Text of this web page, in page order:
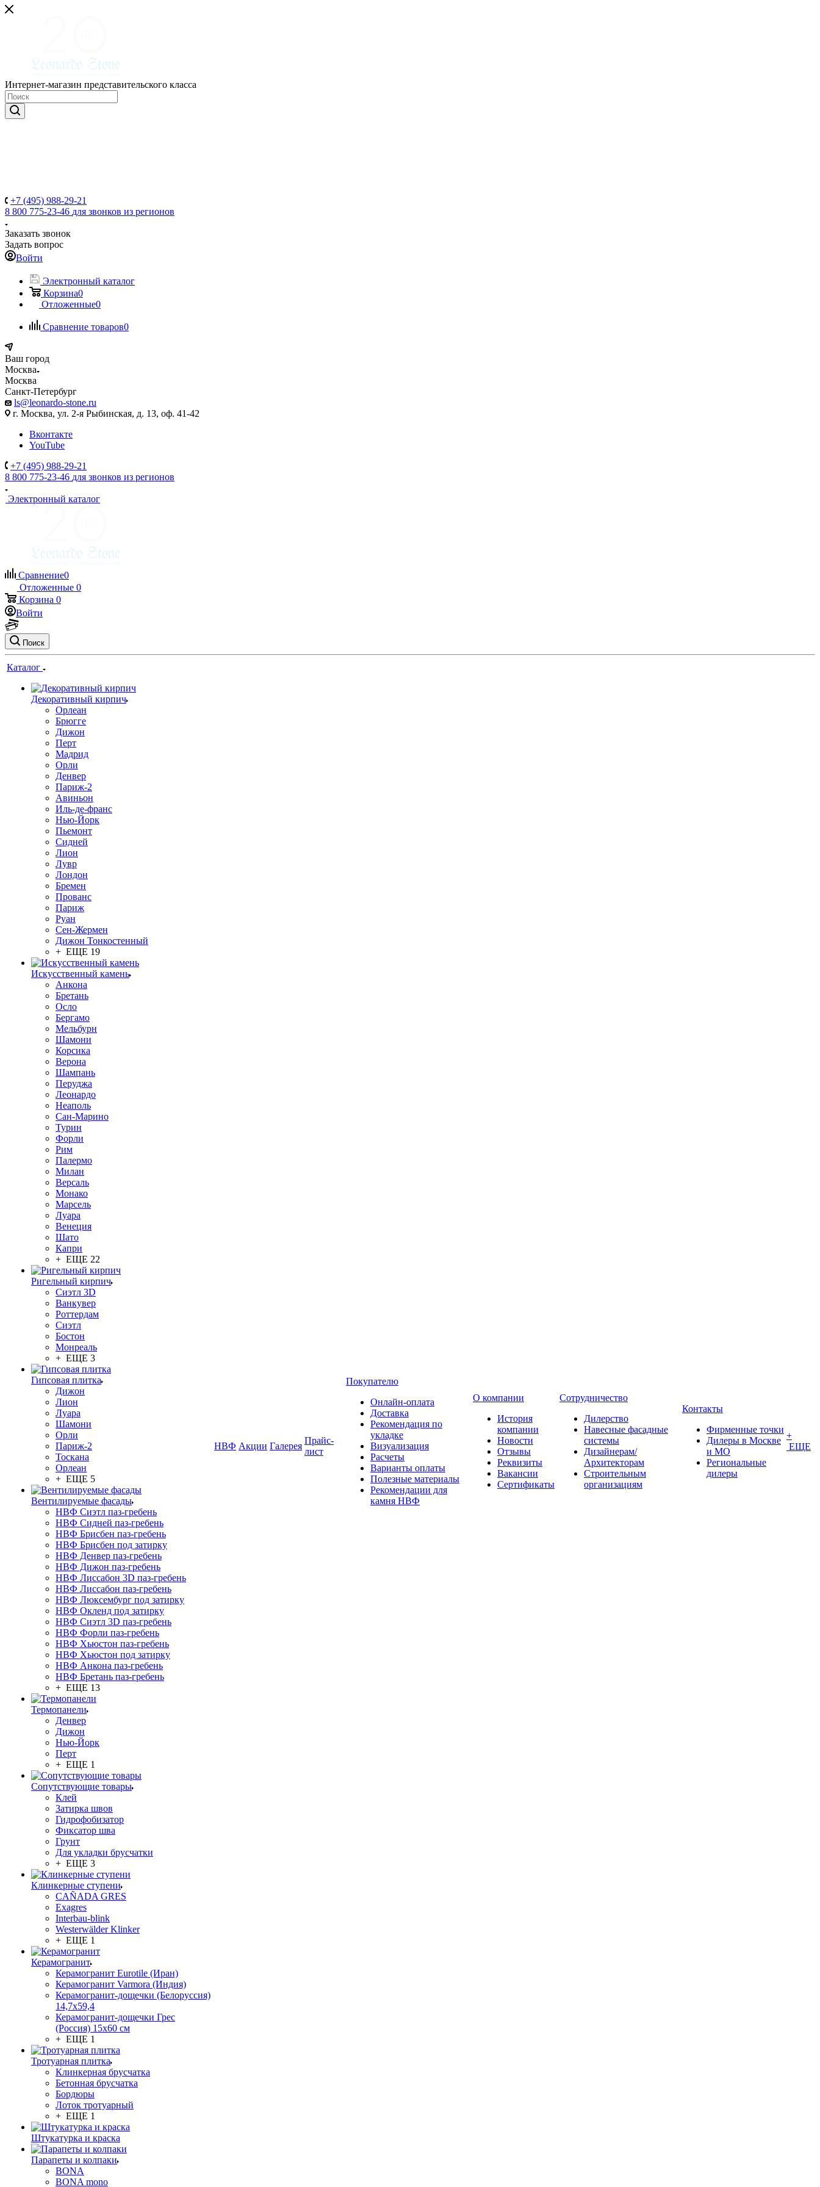
Интернет-магазин представительского класса
+7 (495) 988-29-21
8 800 775-23-46 для звонков из регионов
Заказать звонок
Задать вопрос
Войти
Электронный каталог
Корзина0
Отложенные0
Сравнение товаров0
Ваш город
Москва
Москва
Санкт-Петербург
ls@leonardo-stone.ru
г. Москва, ул. 2-я Рыбинская, д. 13, оф. 41-42
Вконтакте
YouTube
+7 (495) 988-29-21
8 800 775-23-46 для звонков из регионов
Электронный каталог
Сравнение0
Отложенные 0
Корзина 0
Войти
Поиск
Каталог
Декоративный кирпич
Орлеан
Брюгге
Дижон
Перт
Мадрид
Орли
Денвер
Париж-2
Авиньон
Иль-де-франс
Нью-Йорк
Пьемонт
Сидней
Лион
Лувр
Лондон
Бремен
Прованс
Париж
Руан
Сен-Жермен
Дижон Тонкостенный
+ ЕЩЕ 19
Искусственный камень
Анкона
Бретань
Осло
Бергамо
Мельбурн
Шамони
Корсика
Верона
Шампань
Перуджа
Леонардо
Неаполь
Сан-Марино
Турин
Форли
Рим
Палермо
Милан
Версаль
Монако
Марсель
Луара
Венеция
Шато
Капри
+ ЕЩЕ 22
Ригельный кирпич
Сиэтл 3D
Ванкувер
Роттердам
Сиэтл
Бостон
Монреаль
+ ЕЩЕ 3
Гипсовая плитка
Дижон
Лион
Луара
Шамони
Орли
Париж-2
Тоскана
Орлеан
+ ЕЩЕ 5
Вентилируемые фасады
НВФ Сиэтл паз-гребень
НВФ Сидней паз-гребень
НВФ Брисбен паз-гребень
НВФ Брисбен под затирку
НВФ Денвер паз-гребень
НВФ Дижон паз-гребень
НВФ Лиссабон 3D паз-гребень
НВФ Лиссабон паз-гребень
НВФ Люксембург под затирку
НВФ Окленд под затирку
НВФ Сиэтл 3D паз-гребень
НВФ Форли паз-гребень
НВФ Хьюстон паз-гребень
НВФ Хьюстон под затирку
НВФ Анкона паз-гребень
НВФ Бретань паз-гребень
+ ЕЩЕ 13
Термопанели
Денвер
Дижон
Нью-Йорк
Перт
+ ЕЩЕ 1
Сопутствующие товары
Клей
Затирка швов
Гидрофобизатор
Фиксатор шва
Грунт
Для укладки брусчатки
+ ЕЩЕ 3
Клинкерные ступени
CAÑADA GRES
Exagres
Interbau-blink
Westerwälder Klinker
+ ЕЩЕ 1
Керамогранит
Керамогранит Eurotile (Иран)
Керамогранит Varmora (Индия)
Керамогранит-дощечки (Белоруссия)
14,7x59,4
Керамогранит-дощечки Грес
(Россия) 15х60 см
+ ЕЩЕ 1
Тротуарная плитка
Клинкерная брусчатка
Бетонная брусчатка
Бордюры
Лоток тротуарный
+ ЕЩЕ 1
Штукатурка и краска
Парапеты и колпаки
BONA
BONA mono
НВФ Акции Галерея
Прайс-
лист
Покупателю
Онлайн-оплата
Доставка
Рекомендация по
укладке
Визуализация
Расчеты
Варианты оплаты
Полезные материалы
Рекомендации для
камня НВФ
О компании
История
компании
Новости
Отзывы
Реквизиты
Вакансии
Сертификаты
Сотрудничество
Дилерство
Навесные фасадные
системы
Дизайнерам/
Архитекторам
Строительным
организациям
Контакты
Фирменные точки
Дилеры в Москве
и МО
Региональные
дилеры
+
ЕЩЕ